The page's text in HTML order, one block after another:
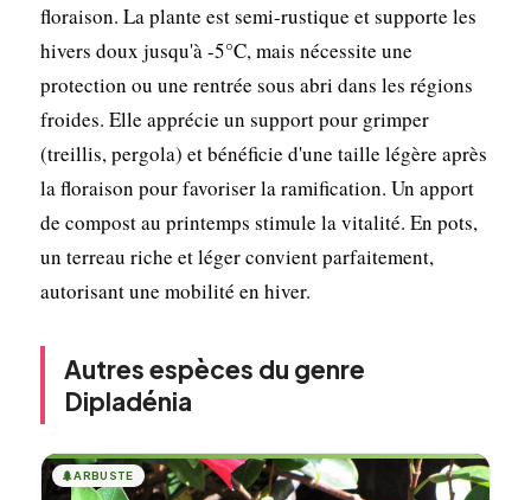
floraison. La plante est semi-rustique et supporte les
hivers doux jusqu'à -5°C, mais nécessite une
protection ou une rentrée sous abri dans les régions
froides. Elle apprécie un support pour grimper
(treillis, pergola) et bénéficie d'une taille légère après
la floraison pour favoriser la ramification. Un apport
de compost au printemps stimule la vitalité. En pots,
un terreau riche et léger convient parfaitement,
autorisant une mobilité en hiver.
Autres espèces du genre
Dipladénia
🌲ARBUSTE